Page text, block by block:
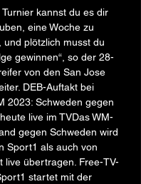
Turnier kannst du es dir
eine Woche zu
und plötzlich musst du
gewinnen“, so der 28-
von den San Jose
DEB-Auftakt bei
2023: Schweden gegen
live im TVDas WM-
gegen Schweden wird
Sport1 als auch von
live übertragen. Free-TV-
startet mit der